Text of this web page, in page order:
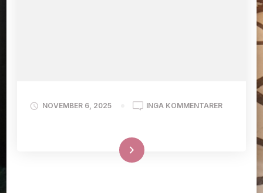
NOVEMBER 6, 2025 INGA KOMMENTARERPÅ
Läs mer